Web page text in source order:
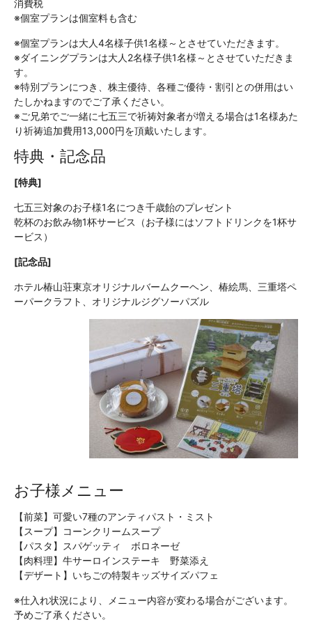
消費税
※個室プランは個室料も含む
※個室プランは大人4名様子供1名様～とさせていただきます。
※ダイニングプランは大人2名様子供1名様～とさせていただきま
す。
※特別プランにつき、株主優待、各種ご優待・割引との併用はい
たしかねますのでご了承ください。
※ご兄弟でご一緒に七五三で祈祷対象者が増える場合は1名様あた
り祈祷追加費用13,000円を頂戴いたします。
特典・記念品
[特典]
七五三対象のお子様1名につき千歳飴のプレゼント
乾杯のお飲み物1杯サービス（お子様にはソフトドリンクを1杯サ
ービス）
[記念品]
ホテル椿山荘東京オリジナルバームクーヘン、椿絵馬、三重塔ペ
ーパークラフト、オリジナルジグソーパズル
お子様メニュー
【前菜】可愛い7種のアンティパスト・ミスト
【スープ】コーンクリームスープ
【パスタ】スパゲッティ ボロネーゼ
【肉料理】牛サーロインステーキ 野菜添え
【デザート】いちごの特製キッズサイズパフェ
※仕入れ状況により、メニュー内容が変わる場合がございます。
予めご了承ください。